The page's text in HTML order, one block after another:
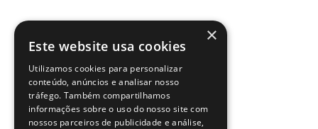
×
Este website usa cookies
Utilizamos cookies para personalizar
conteúdo, anúncios e analisar nosso
tráfego. Também compartilhamos
informações sobre o uso do nosso site com
nossos parceiros de publicidade e análise,